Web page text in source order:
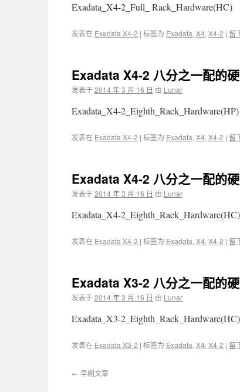
Exadata_X4-2_Full_ Rack_Hardware(HC)
发表在 Exadata X4-2 | 标签为 Exadata, X4, X4-2 | 留
Exadata X4-2 八分之一配的
发表于2014 年 3 月 16 日 由 Lunar
Exadata_X4-2_Eighth_Rack_Hardware(HP)
发表在 Exadata X4-2 | 标签为 Exadata, X4, X4-2 | 留
Exadata X4-2 八分之一配的
发表于2014 年 3 月 16 日 由 Lunar
Exadata_X4-2_Eighth_Rack_Hardware(HC)
发表在 Exadata X4-2 | 标签为 Exadata, X4, X4-2 | 留
Exadata X3-2 八分之一配的
发表于2014 年 3 月 16 日 由 Lunar
Exadata_X3-2_Eighth_Rack_Hardware(HC)
发表在 Exadata X3-2 | 标签为 Exadata, X4, X4-2 | 留
← 早期文章